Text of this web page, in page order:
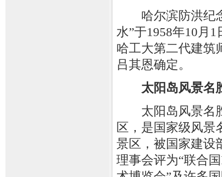
哈尔滨防洪纪念
水”于1958年10月
哈工大第二代建筑
吕其恩确定。
太阳岛风景名
太阳岛风景名胜
区，是国家级风
景区，被国家建设
理事会评为“联合